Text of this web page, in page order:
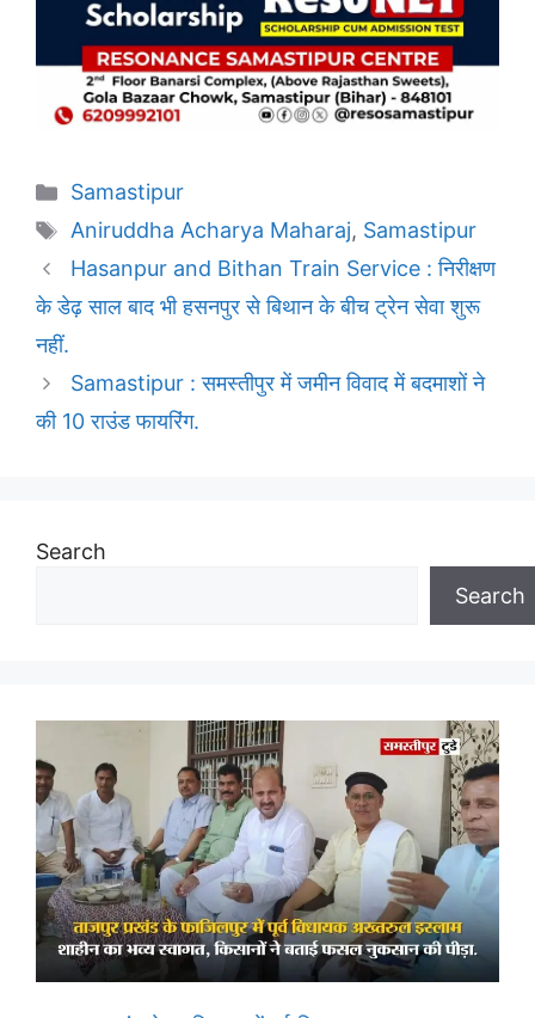
Categories
Samastipur
Tags
Aniruddha Acharya Maharaj, Samastipur
Hasanpur and Bithan Train Service : निरीक्षण
के डेढ़ साल बाद भी हसनपुर से बिथान के बीच ट्रेन सेवा शुरू
नहीं.
Samastipur : समस्तीपुर में जमीन विवाद में बदमाशों ने
की 10 राउंड फायरिंग.
Search
Search